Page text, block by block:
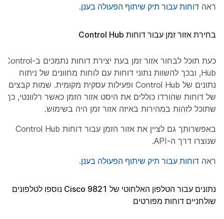
ראה דוחות עבור תיק שיתוף הפעולה בענן.
בחירת אזור זמן עבור דוחות Control Hub
כעת תוכל לבחור אזור זמן בעת יצירת דוחות נתמכים ב-Control
Hub, ובכך להשוות נתוני דוחות עם לוחות מחוונים של ניתוח
נתונים של Control Hub ופעילות עסקית מקומית. שמות קבצים
של דוחות שהורדו כוללים את היסט אזור הזמן כאשר רלוונטי, כך
שתוכל לזהות במהירות באיזה אזור זמן היה בשימוש.
באפשרותך גם לציין את אזור הזמן עבור דוחות Control Hub
שנוצרו דרך ה-API.
ראה דוחות עבור תיק שיתוף הפעולה בענן.
נתונים עבור הטלפון האלחוטי של Cisco 9821 נוספו לטלפונים
שולחניים דוחות מפורטים